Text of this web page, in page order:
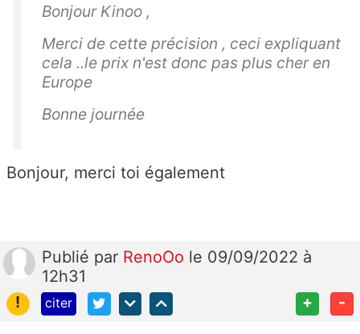
Bonjour Kinoo ,
Merci de cette précision , ceci expliquant
cela ..le prix n'est donc pas plus cher en
Europe
Bonne journée
Bonjour, merci toi également
Publié par RenoOo le 09/09/2022 à
12h31
!
citer + -